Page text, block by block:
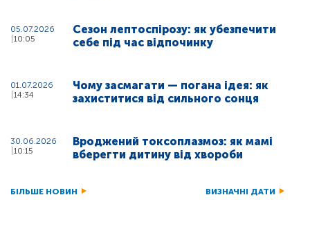
05.07.2026
10:05
Сезон лептоспірозу: як убезпечити
себе під час відпочинку
01.07.2026
14:34
Чому засмагати — погана ідея: як
захиститися від сильного сонця
30.06.2026
10:15
Вроджений токсоплазмоз: як мамі
вберегти дитину від хвороби
БІЛЬШЕ НОВИН ВИЗНАЧНІ ДАТИ